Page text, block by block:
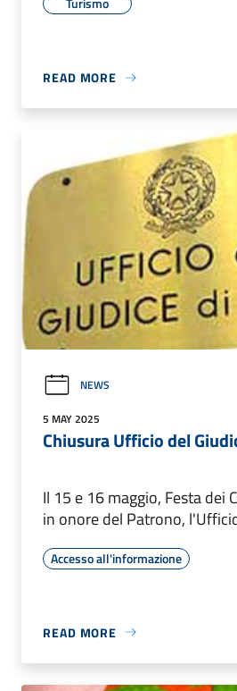
READ MORE
NEWS
5 MAY 2025
Chiusura Ufficio del
Il 15 e 16 maggio, Festa dei
in onore del Patrono,
Accesso all'informazione
READ MORE